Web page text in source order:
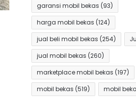
garansi mobil bekas (93)
harga mobil bekas (124)
jual beli mobil bekas (254)
jual mobil bekas (260)
marketplace mobil bekas (197)
mobil bekas (519) mobil